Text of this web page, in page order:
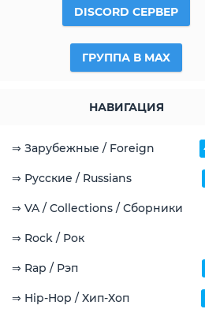
DISCORD СЕРВЕР
ГРУППА В MAX
НАВИГАЦИЯ
⇒ Зарубежные / Foreign
⇒ Русские / Russians
⇒ VA / Collections / Сборники
⇒ Rock / Рок
⇒ Rap / Рэп
⇒ Hip-Hop / Хип-Хоп